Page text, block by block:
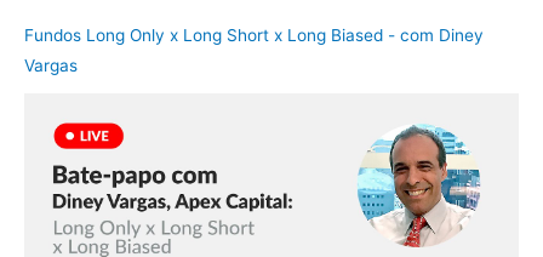
diferença 17.61%
2017 19.76%
7.44%
2016
Fundo 29.15%
43.56%
Fundos Long Only x Long Short x Long Biased - com Diney
Vargas